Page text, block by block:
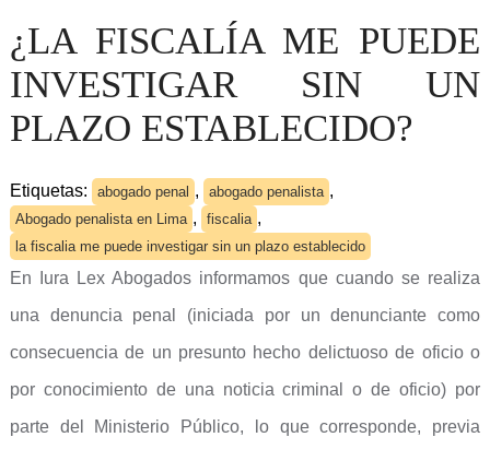
¿LA FISCALÍA ME PUEDE
INVESTIGAR SIN UN
PLAZO ESTABLECIDO?
Etiquetas: abogado penal , abogado penalista ,
Abogado penalista en Lima , fiscalia ,
la fiscalia me puede investigar sin un plazo establecido
En Iura Lex Abogados informamos que cuando se realiza
una denuncia penal (iniciada por un denunciante como
consecuencia de un presunto hecho delictuoso de oficio o
por conocimiento de una noticia criminal o de oficio) por
parte del Ministerio Público, lo que corresponde, previa